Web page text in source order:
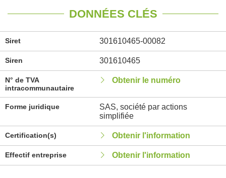
DONNÉES CLÉS
Siret 301610465-00082
Siren 301610465
N° de TVA
intracommunautaire
Obtenir le numéro
Forme juridique
SAS, société par actions
simplifiée
Certification(s) Obtenir l'information
Effectif entreprise Obtenir l'information